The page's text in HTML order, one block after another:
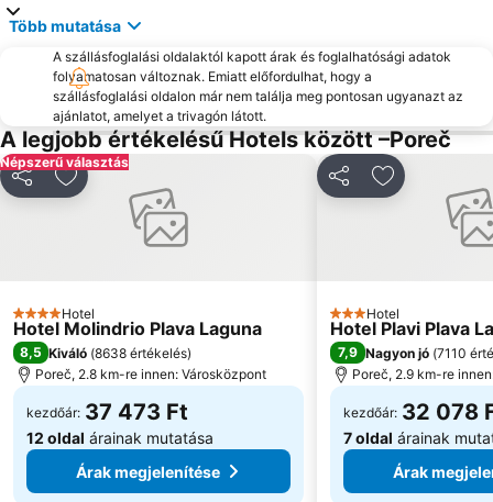
Piazza dell'Unità d'Italia
Villas Rubin
Staro mesto Piran
Brioni
Sveti Andrija - Crveni otok
Aquarium Piran
Krajinski park Strunjan
Histria
Borik
Slovenska Obala
Nacionalni Park Brijuni
Istra Funtana
Valeta AC Lanterna
Porto Sole
AC Mareda
Laguna
Meduza 2
Tartinijev trg
Több mutatása
A szállásfoglalási oldalaktól kapott árak és foglalhatósági adatok
folyamatosan változnak. Emiatt előfordulhat, hogy a
szállásfoglalási oldalon már nem találja meg pontosan ugyanazt az
ajánlatot, amelyet a trivagón látott.
A legjobb értékelésű Hotels között –Poreč
Népszerű választás
MegosztásHozzáadás a kedvencekhez
4 Kategória
Hotel
Hotel Molindrio Plava Laguna
8,5 Kiváló (8638 értékelés)
Poreč, 2.8 km-re innen: Városközpont
kezdőár: 37 473 Ft
12 oldal árainak mutatása
Árak megjelenítése
MegosztásHozzáadás
3 Kategória
Hotel
Hotel Plavi Plava
7,9 Nagyon jó (7110
Poreč, 2.9 km-re
kezdőár: 32 078
7 oldal árainak
Árak